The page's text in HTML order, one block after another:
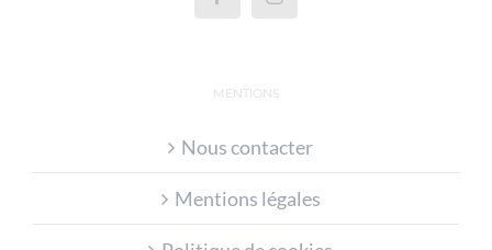
MENTIONS
Nous contacter
Mentions légales